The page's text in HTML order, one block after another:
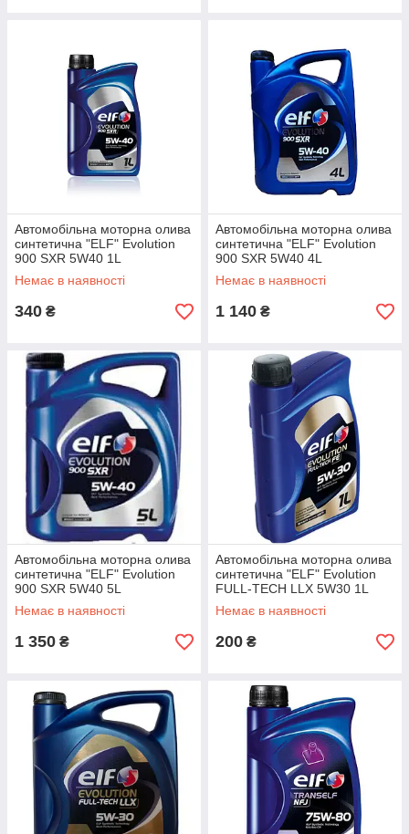
Автомобільна моторна олива
синтетична "ELF" Evolution
900 SXR 5W40 1L
Немає в наявності
340 ₴
Автомобільна моторна олива
синтетична "ELF" Evolution
900 SXR 5W40 4L
Немає в наявності
1 140 ₴
Автомобільна моторна олива
синтетична "ELF" Evolution
900 SXR 5W40 5L
Немає в наявності
1 350 ₴
Автомобільна моторна олива
синтетична "ELF" Evolution
FULL-TECH LLX 5W30 1L
Немає в наявності
200 ₴